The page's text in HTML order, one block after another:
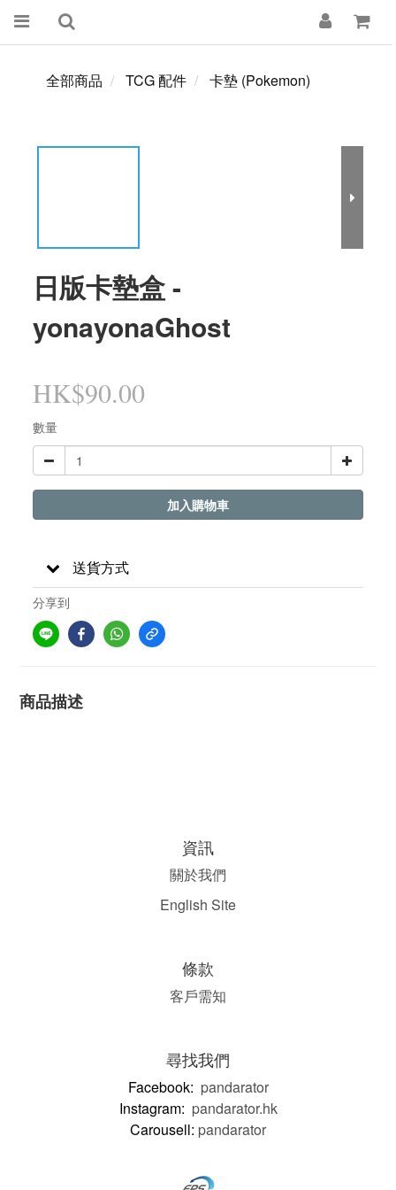
全部商品 TCG 配件 卡墊 (Pokemon)
日版卡墊盒 -
yonayonaGhost
HK$90.00
數量
加入購物車
送貨方式
分享到
商品描述
資訊
關於我們
English Site
條款
客戶需知
尋找我們
Facebook: pandarator
Instagram: pandarator.hk
Carousell: pandarator